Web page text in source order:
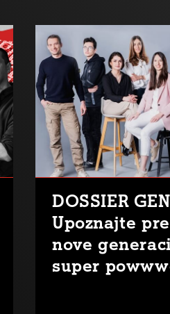
DOSSIER
Upoznajte
nove
super